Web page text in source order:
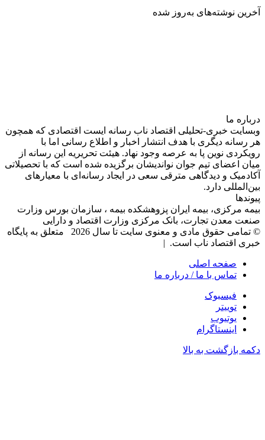
آخرین نوشته‌های‌ به‌روز شده
درباره‌ ما
وبسایت خبری-تحلیلی اقتصاد ناب رسانه‌ ایست اقتصادی که همچون
هر رسانه دیگری با هدف انتشار اخبار و اطلاع رسانی اما با
رویکردی نوین پا به عرصه وجود نهاد. هیئت تحریریه این رسانه از
میان اعضای تیم جوان نواندیشان برگزیده شده است که با تحصیلاتی
آکادمیک و دیدگاهی‌ مترقی سعی در ایجاد رسانه‌ای با معیار‌های
بین‌المللی دارد.
پیوندها
بیمه مرکزی، بیمه ایران پزوهشکده بیمه ، سازمان بورس وزارت
صنعت معدن تجارت، بانک مرکزی وزارت اقتصاد و دارایی
© تمامی حقوق مادی و معنوی سایت تا سال 2026 متعلق به پایگاه
خبری اقتصاد ناب است. |
صفحه اصلی
تماس با ما / درباره ما
فیسبوک
توییتر
یوتیوب
اینستاگرام
دکمه بازگشت به بالا